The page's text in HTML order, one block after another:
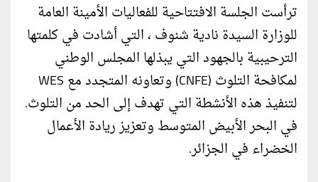
ترأست الجلسة الافتتاحية للفعاليات الأمينة العامة
للوزارة السيدة نادية شنوف ، التي أشادت في كلمتها
الترحيبية بالجهود التي يبذلها المجلس الوطني
لمكافحة التلوث (CNFE) وتعاونه المتجدد مع WES
لتنفيذ هذه الأنشطة التي تهدف إلى الحد من التلوث.
في البحر الأبيض المتوسط وتعزيز ريادة الأعمال
الخضراء في الجزائر.